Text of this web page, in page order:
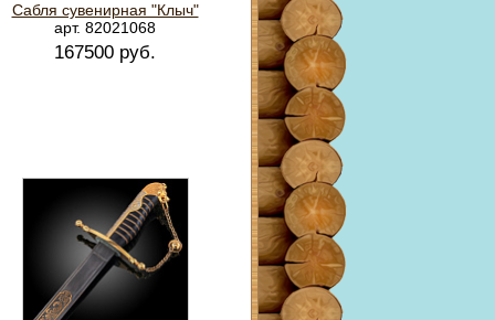
Сабля сувенирная "Клыч"
арт. 82021068
167500 руб.